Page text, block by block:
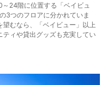
24階に位置する「ベイビュ
3つのフロアに分かれていま
むなら、「ベイビュー」以上
ィや貸出グッズも充実してい